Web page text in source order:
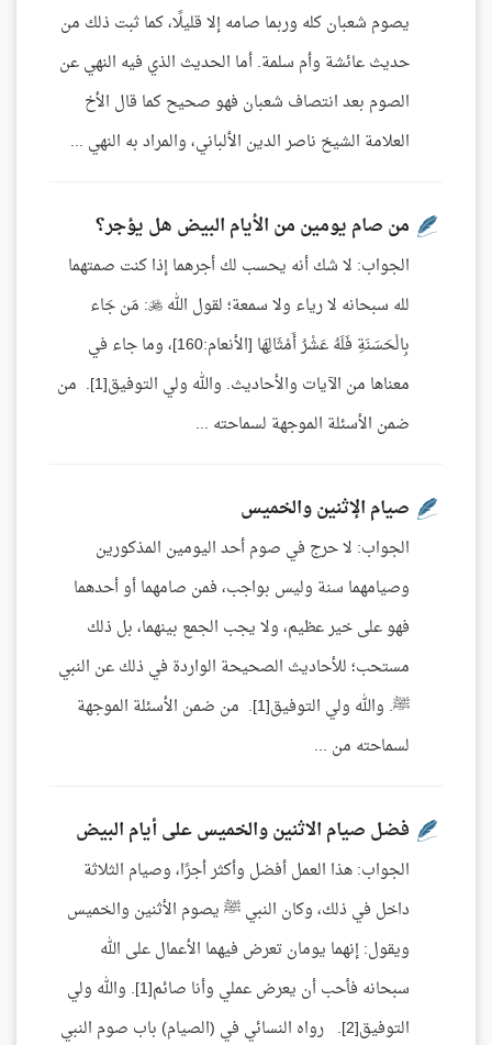
يصوم شعبان كله وربما صامه إلا قليلًا، كما ثبت ذلك من
حديث عائشة وأم سلمة. أما الحديث الذي فيه النهي عن
الصوم بعد انتصاف شعبان فهو صحيح كما قال الأخ
العلامة الشيخ ناصر الدين الألباني، والمراد به النهي ...
من صام يومين من الأيام البيض هل يؤجر؟
الجواب: لا شك أنه يحسب لك أجرهما إذا كنت صمتهما
لله سبحانه لا رياء ولا سمعة؛ لقول الله : مَن جَاء
بِالْحَسَنَةِ فَلَهُ عَشْرُ أَمْثَالِهَا [الأنعام:160]، وما جاء في
معناها من الآيات والأحاديث. والله ولي التوفيق[1]. من
ضمن الأسئلة الموجهة لسماحته ...
صيام الإثنين والخميس
الجواب: لا حرج في صوم أحد اليومين المذكورين
وصيامهما سنة وليس بواجب، فمن صامهما أو أحدهما
فهو على خير عظيم، ولا يجب الجمع بينهما، بل ذلك
مستحب؛ للأحاديث الصحيحة الواردة في ذلك عن النبي
ﷺ. والله ولي التوفيق[1]. من ضمن الأسئلة الموجهة
لسماحته من ...
فضل صيام الاثنين والخميس على أيام البيض
الجواب: هذا العمل أفضل وأكثر أجرًا، وصيام الثلاثة
داخل في ذلك، وكان النبي ﷺ يصوم الأثنين والخميس
ويقول: إنهما يومان تعرض فيهما الأعمال على الله
سبحانه فأحب أن يعرض عملي وأنا صائم[1]. والله ولي
التوفيق[2]. رواه النسائي في (الصيام) باب صوم النبي